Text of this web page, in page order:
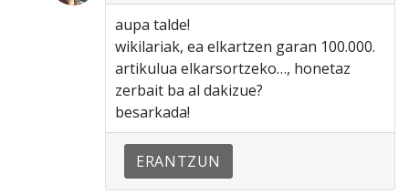
aupa talde!
wikilariak, ea elkartzen garan 100.000.
artikulua elkarsortzeko…, honetaz
zerbait ba al dakizue?
besarkada!
ERANTZUN